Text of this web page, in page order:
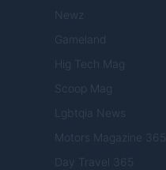
Newz
Gameland
Hig Tech Mag
Scoop Mag
Lgbtqia News
Motors Magazine 365
Day Travel 365